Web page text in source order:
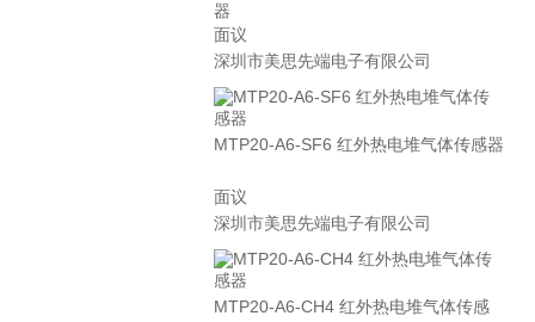
器
面议
深圳市美思先端电子有限公司
MTP20-A6-SF6 红外热电堆气体传感器
面议
深圳市美思先端电子有限公司
MTP20-A6-CH4 红外热电堆气体传感